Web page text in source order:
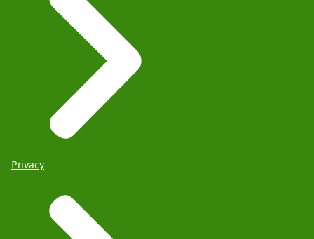
Privacy